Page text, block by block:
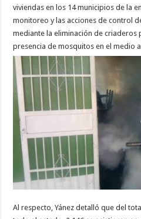
viviendas en los 14 municipios de la
monitoreo y las acciones de control
mediante la eliminación de criaderos
presencia de mosquitos en el medio
Al respecto, Yánez detalló que del